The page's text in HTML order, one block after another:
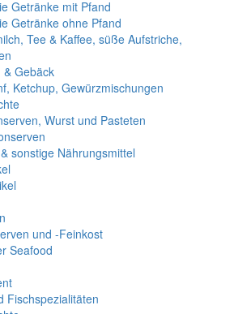
Getränke mit Pfand
Getränke ohne Pfand
Tee & Kaffee, süße Aufstriche,
Gebäck
Ketchup, Gewürzmischungen
Wurst und Pasteten
sonstige Nährungsmittel
und -Feinkost
Seafood
Fischspezialitäten